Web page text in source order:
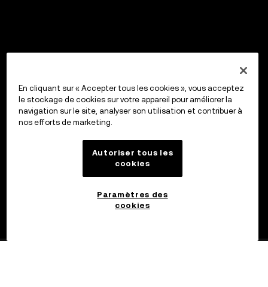
En cliquant sur « Accepter tous les cookies », vous acceptez
le stockage de cookies sur votre appareil pour améliorer la
navigation sur le site, analyser son utilisation et contribuer à
nos efforts de marketing.
Autoriser tous les
cookies
Paramètres des
cookies